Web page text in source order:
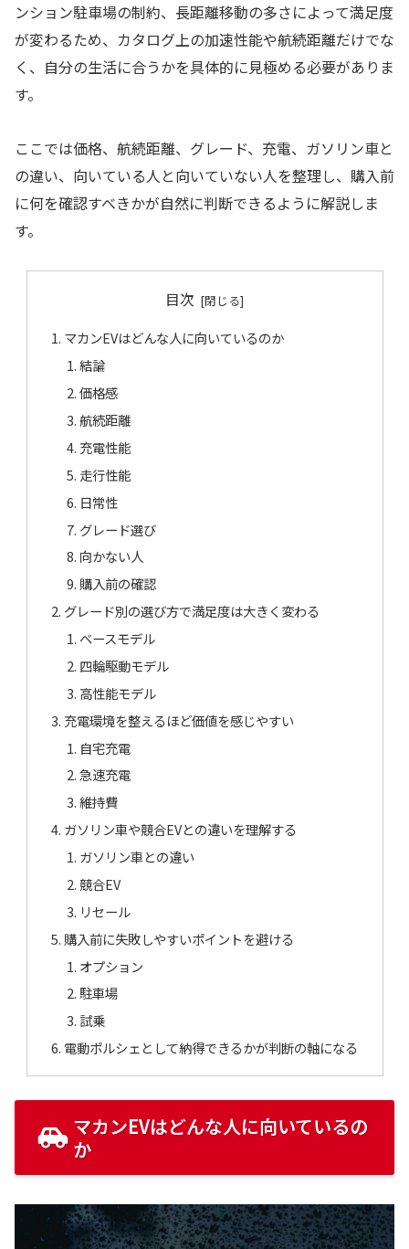
ンション駐車場の制約、長距離移動の多さによって満足度
が変わるため、カタログ上の加速性能や航続距離だけでな
く、自分の生活に合うかを具体的に見極める必要がありま
す。
ここでは価格、航続距離、グレード、充電、ガソリン車と
の違い、向いている人と向いていない人を整理し、購入前
に何を確認すべきかが自然に判断できるように解説しま
す。
目次
マカンEVはどんな人に向いているのか
結論
価格感
航続距離
充電性能
走行性能
日常性
グレード選び
向かない人
購入前の確認
グレード別の選び方で満足度は大きく変わる
ベースモデル
四輪駆動モデル
高性能モデル
充電環境を整えるほど価値を感じやすい
自宅充電
急速充電
維持費
ガソリン車や競合EVとの違いを理解する
ガソリン車との違い
競合EV
リセール
購入前に失敗しやすいポイントを避ける
オプション
駐車場
試乗
電動ポルシェとして納得できるかが判断の軸になる
マカンEVはどんな人に向いているの
か